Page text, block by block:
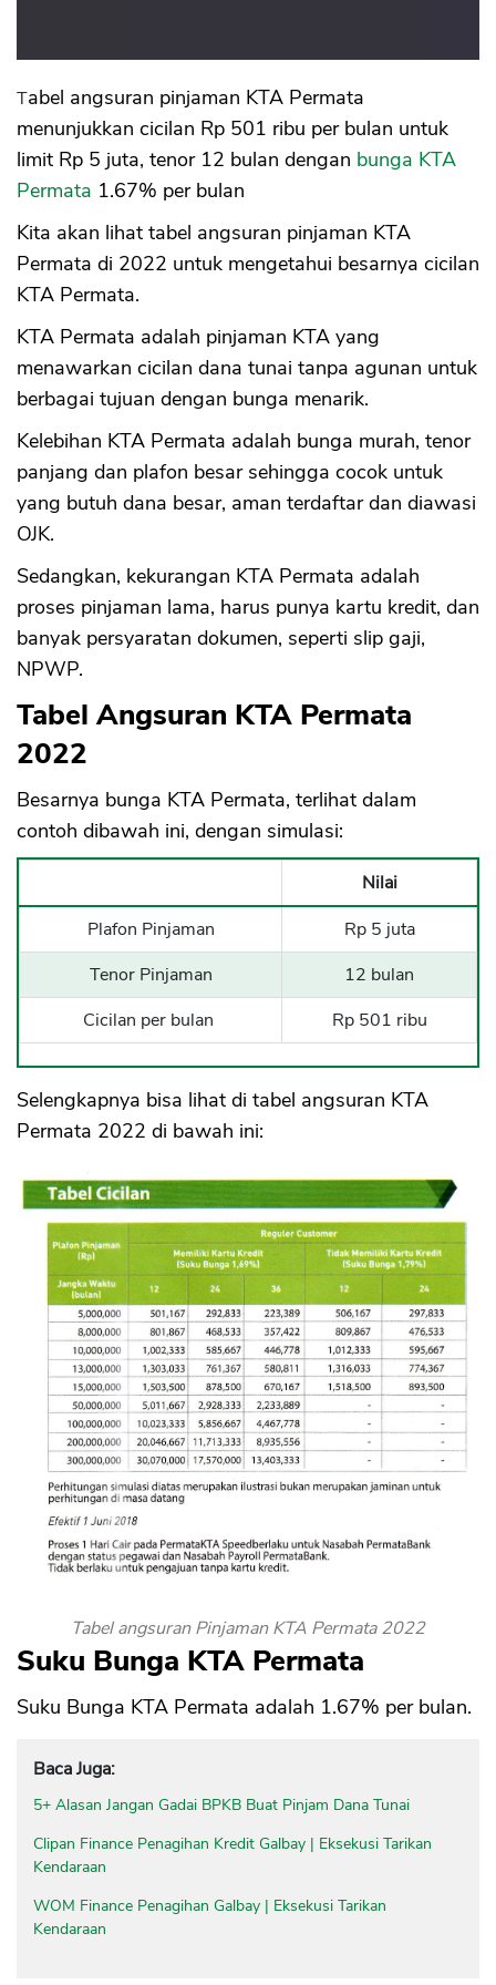
Tabel angsuran pinjaman KTA Permata
menunjukkan cicilan Rp 501 ribu per bulan untuk
limit Rp 5 juta, tenor 12 bulan dengan bunga KTA
Permata 1.67% per bulan
Kita akan lihat tabel angsuran pinjaman KTA
Permata di 2022 untuk mengetahui besarnya cicilan
KTA Permata.
KTA Permata adalah pinjaman KTA yang
menawarkan cicilan dana tunai tanpa agunan untuk
berbagai tujuan dengan bunga menarik.
Kelebihan KTA Permata adalah bunga murah, tenor
panjang dan plafon besar sehingga cocok untuk
yang butuh dana besar, aman terdaftar dan diawasi
OJK.
Sedangkan, kekurangan KTA Permata adalah
proses pinjaman lama, harus punya kartu kredit, dan
banyak persyaratan dokumen, seperti slip gaji,
NPWP.
Tabel Angsuran KTA Permata
2022
Besarnya bunga KTA Permata, terlihat dalam
contoh dibawah ini, dengan simulasi:
Nilai
Plafon Pinjaman
Rp 5 juta
Tenor Pinjaman
12 bulan
Cicilan per bulan
Rp 501 ribu
Selengkapnya bisa lihat di tabel angsuran KTA
Permata 2022 di bawah ini:
Tabel angsuran Pinjaman KTA Permata 2022
Suku Bunga KTA Permata
Suku Bunga KTA Permata adalah 1.67% per bulan.
Baca Juga:
5+ Alasan Jangan Gadai BPKB Buat Pinjam Dana Tunai
Clipan Finance Penagihan Kredit Galbay | Eksekusi Tarikan
Kendaraan
WOM Finance Penagihan Galbay | Eksekusi Tarikan
Kendaraan